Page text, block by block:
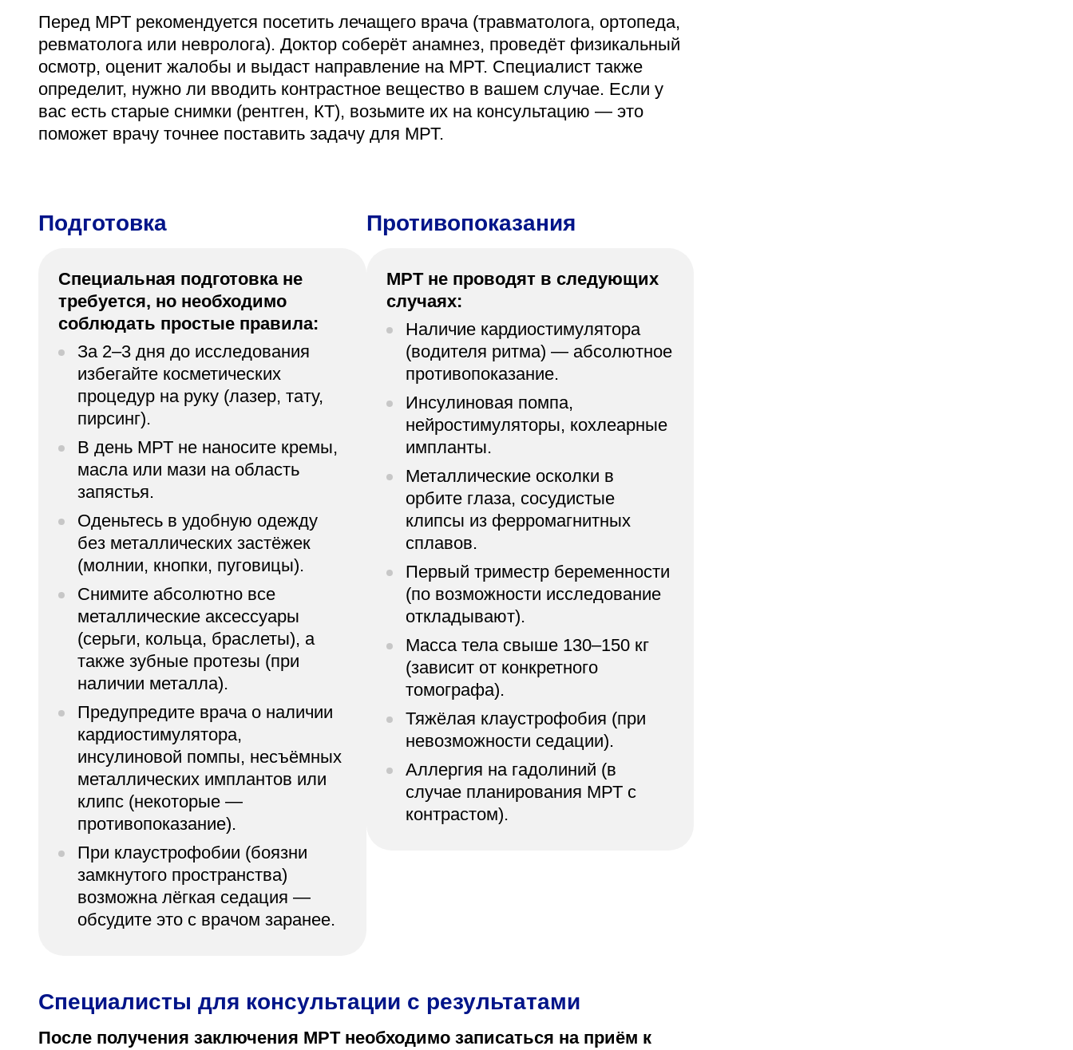
Перед МРТ рекомендуется посетить лечащего врача (травматолога, ортопеда,
ревматолога или невролога). Доктор соберёт анамнез, проведёт физикальный
осмотр, оценит жалобы и выдаст направление на МРТ. Специалист также
определит, нужно ли вводить контрастное вещество в вашем случае. Если у
вас есть старые снимки (рентген, КТ), возьмите их на консультацию — это
поможет врачу точнее поставить задачу для МРТ.
Подготовка
Специальная подготовка не
требуется, но необходимо
соблюдать простые правила:
За 2–3 дня до исследования
избегайте косметических
процедур на руку (лазер, тату,
пирсинг).
В день МРТ не наносите кремы,
масла или мази на область
запястья.
Оденьтесь в удобную одежду
без металлических застёжек
(молнии, кнопки, пуговицы).
Снимите абсолютно все
металлические аксессуары
(серьги, кольца, браслеты), а
также зубные протезы (при
наличии металла).
Предупредите врача о наличии
кардиостимулятора,
инсулиновой помпы, несъёмных
металлических имплантов или
клипс (некоторые —
противопоказание).
При клаустрофобии (боязни
замкнутого пространства)
возможна лёгкая седация —
обсудите это с врачом заранее.
Противопоказания
МРТ не проводят в следующих
случаях:
Наличие кардиостимулятора
(водителя ритма) — абсолютное
противопоказание.
Инсулиновая помпа,
нейростимуляторы, кохлеарные
импланты.
Металлические осколки в
орбите глаза, сосудистые
клипсы из ферромагнитных
сплавов.
Первый триместр беременности
(по возможности исследование
откладывают).
Масса тела свыше 130–150 кг
(зависит от конкретного
томографа).
Тяжёлая клаустрофобия (при
невозможности седации).
Аллергия на гадолиний (в
случае планирования МРТ с
контрастом).
Специалисты для консультации с результатами
После получения заключения МРТ необходимо записаться на приём к